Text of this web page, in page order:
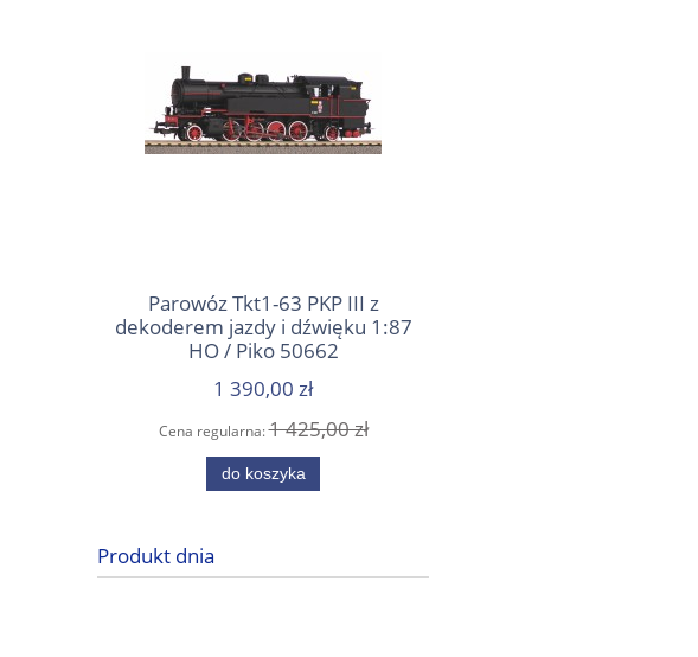
Parowóz Tkt1-63 PKP III z
dekoderem jazdy i dźwięku 1:87
HO / Piko 50662
1 390,00 zł
Cena regularna:1 425,00 zł
do koszyka
Produkt dnia